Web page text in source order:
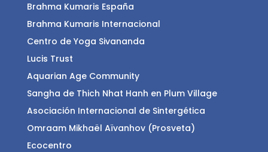
Brahma Kumaris España
Brahma Kumaris Internacional
Centro de Yoga Sivananda
Lucis Trust
Aquarian Age Community
Sangha de Thich Nhat Hanh en Plum Village
Asociación Internacional de Sintergética
Omraam Mikhaël Aïvanhov (Prosveta)
Ecocentro